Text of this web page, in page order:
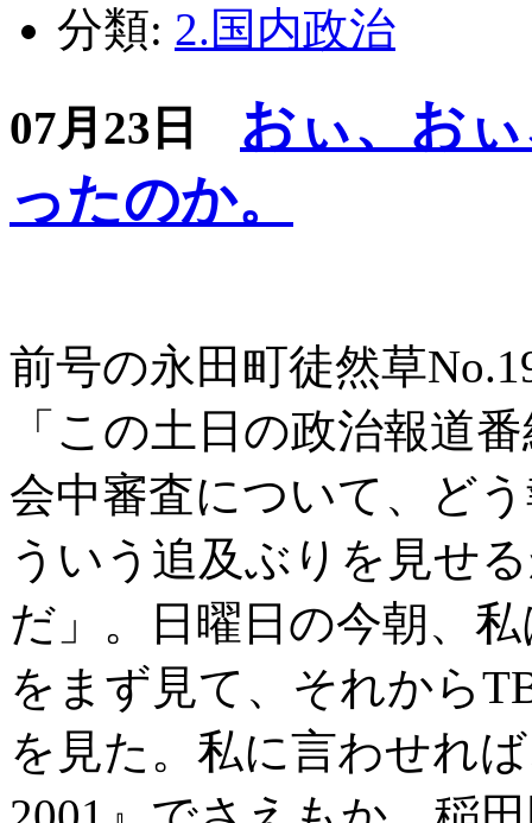
分類: 2.国内政治
07月23日
おぃ、お
ったのか。
前号の永田町徒然草
「この土日の政治報道
会中審査について、ど
ういう追及ぶりを見せ
だ」。日曜日の今朝、
をまず見て、それから
を見た。私に言わせれ